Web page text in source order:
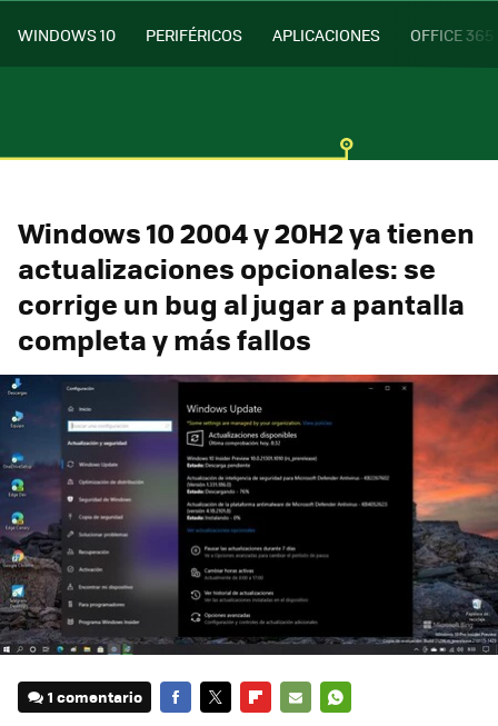
WINDOWS 10 PERIFÉRICOS APLICACIONES OFFICE 365
Windows 10 2004 y 20H2 ya tienen
actualizaciones opcionales: se
corrige un bug al jugar a pantalla
completa y más fallos
1 comentario